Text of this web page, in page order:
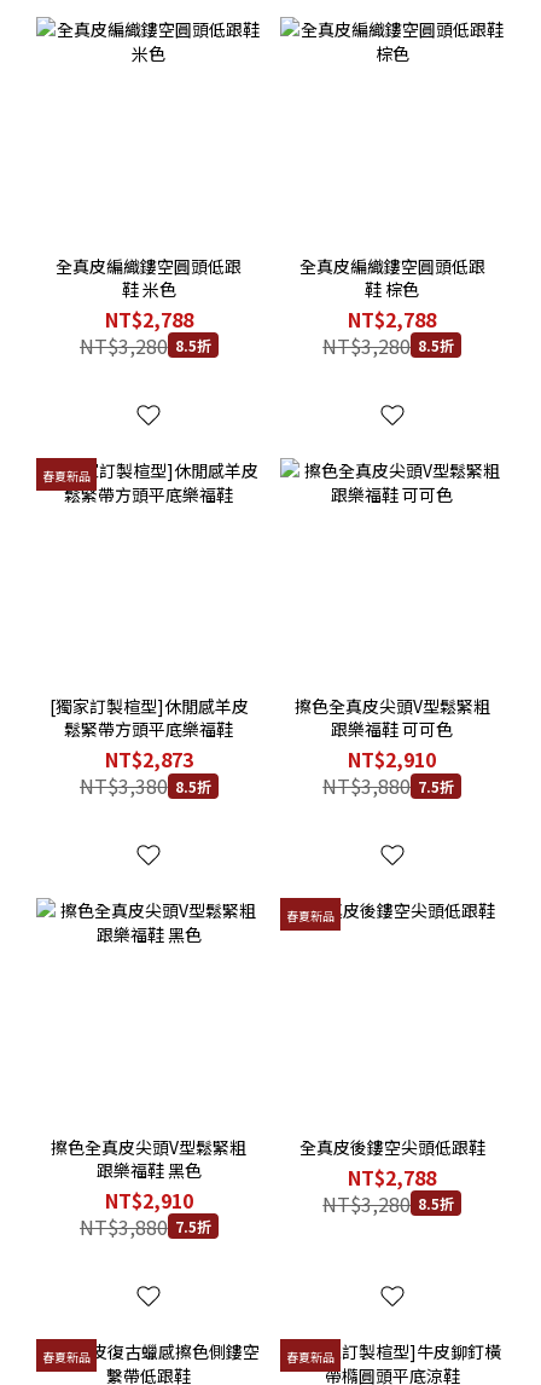
全真皮編織鏤空圓頭低跟
鞋 米色
NT$2,788
NT$3,280 8.5折
全真皮編織鏤空圓頭低跟
鞋 棕色
NT$2,788
NT$3,280 8.5折
春夏新品
[獨家訂製楦型]休閒感羊皮
鬆緊帶方頭平底樂福鞋
NT$2,873
NT$3,380 8.5折
擦色全真皮尖頭V型鬆緊粗
跟樂福鞋 可可色
NT$2,910
NT$3,880 7.5折
擦色全真皮尖頭V型鬆緊粗
跟樂福鞋 黑色
NT$2,910
NT$3,880 7.5折
春夏新品
全真皮後鏤空尖頭低跟鞋
NT$2,788
NT$3,280 8.5折
春夏新品 春夏新品